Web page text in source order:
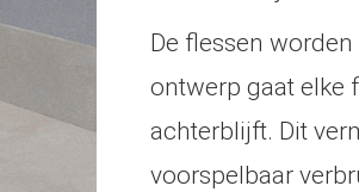
De flessen
ontwerp gaat elke
achterblijft. Dit
voorspelbaar